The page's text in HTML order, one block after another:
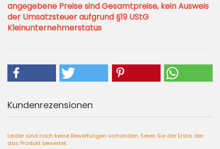
angegebene Preise sind Gesamtpreise, kein Ausweis
der Umsatzsteuer aufgrund §19 UStG
Kleinunternehmerstatus
Kundenrezensionen
Leider sind noch keine Bewertungen vorhanden. Seien Sie der Erste, der
das Produkt bewertet.